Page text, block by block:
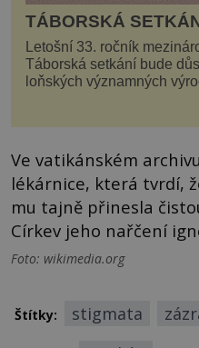
TÁBORSKÁ
Letošní 33. ročník
Táborská setkání bude
loňských významných
poli neporaženého
Ve vatikánském
lékárnice, která tvrdí,
mu tajně přinesla
Církev jeho nařčení
Foto: wikimedia.org
Štítky: stigmata